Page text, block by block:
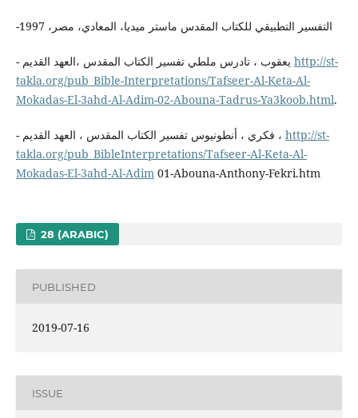
-التفسير التطبيقي للكتاب المقدس ماستر ميديا، المعادي، مصر، 1997
http://st-
takla.org/pub_Bible-Interpretations/Tafseer-Al-Keta-Al-
Mokadas-El-3ahd-Al-Adim-02-Abouna-Tadrus-Ya3koob.html.
- فكري ، أنطونيوس تفسير الكتاب المقدس ، العهد القديم ، http://st-
takla.org/pub_BibleInterpretations/Tafseer-Al-Keta-Al-
Mokadas-El-3ahd-Al-Adim01-Abouna-Anthony-Fekri.htm
28 (ARABIC)
PUBLISHED
2019-07-16
ISSUE